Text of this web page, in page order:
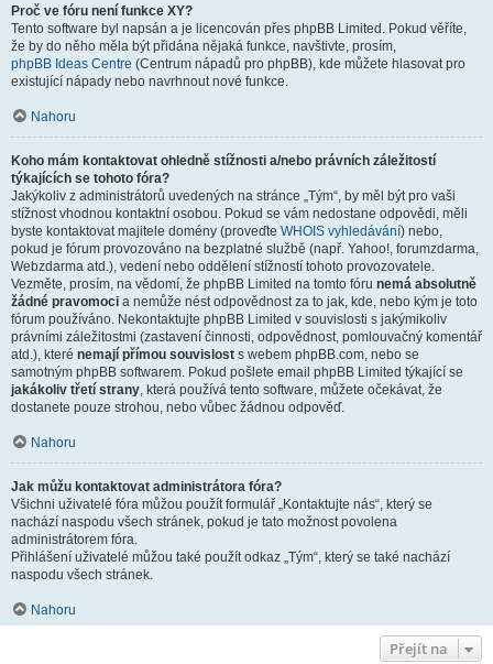
Proč ve fóru není funkce XY?
Tento software byl napsán a je licencován přes phpBB Limited. Pokud věříte,
že by do něho měla být přidána nějaká funkce, navštivte, prosím,
phpBB Ideas Centre (Centrum nápadů pro phpBB), kde můžete hlasovat pro
existující nápady nebo navrhnout nové funkce.
Nahoru
Koho mám kontaktovat ohledně stížnosti a/nebo právních záležitostí
týkajících se tohoto fóra?
Jakýkoliv z administrátorů uvedených na stránce „Tým“, by měl být pro vaši
stížnost vhodnou kontaktní osobou. Pokud se vám nedostane odpovědi, měli
byste kontaktovat majitele domény (proveďte WHOIS vyhledávání) nebo,
pokud je fórum provozováno na bezplatné službě (např. Yahoo!, forumzdarma,
Webzdarma atd.), vedení nebo oddělení stížností tohoto provozovatele.
Vezměte, prosím, na vědomí, že phpBB Limited na tomto fóru nemá absolutně
žádné pravomoci a nemůže nést odpovědnost za to jak, kde, nebo kým je toto
fórum používáno. Nekontaktujte phpBB Limited v souvislosti s jakýmikoliv
právními záležitostmi (zastavení činnosti, odpovědnost, pomlouvačný komentář
atd.), které nemají přímou souvislost s webem phpBB.com, nebo se
samotným phpBB softwarem. Pokud pošlete email phpBB Limited týkající se
jakákoliv třetí strany, která používá tento software, můžete očekávat, že
dostanete pouze strohou, nebo vůbec žádnou odpověď.
Nahoru
Jak můžu kontaktovat administrátora fóra?
Všichni uživatelé fóra můžou použít formulář „Kontaktujte nás“, který se
nachází naspodu všech stránek, pokud je tato možnost povolena
administrátorem fóra.
Přihlášení uživatelé můžou také použít odkaz „Tým“, který se také nachází
naspodu všech stránek.
Nahoru
Přejít na